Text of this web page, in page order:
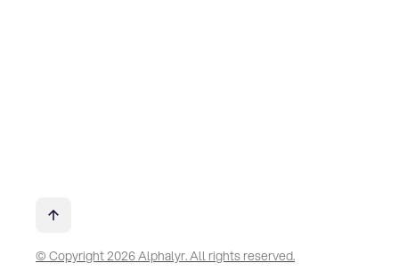
© Copyright 2026 Alphalyr. All rights reserved.